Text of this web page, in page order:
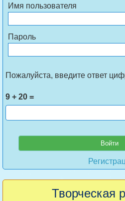
Имя пользователя
Пароль
Пожалуйста, введите ответ
9 + 20 =
Творческая